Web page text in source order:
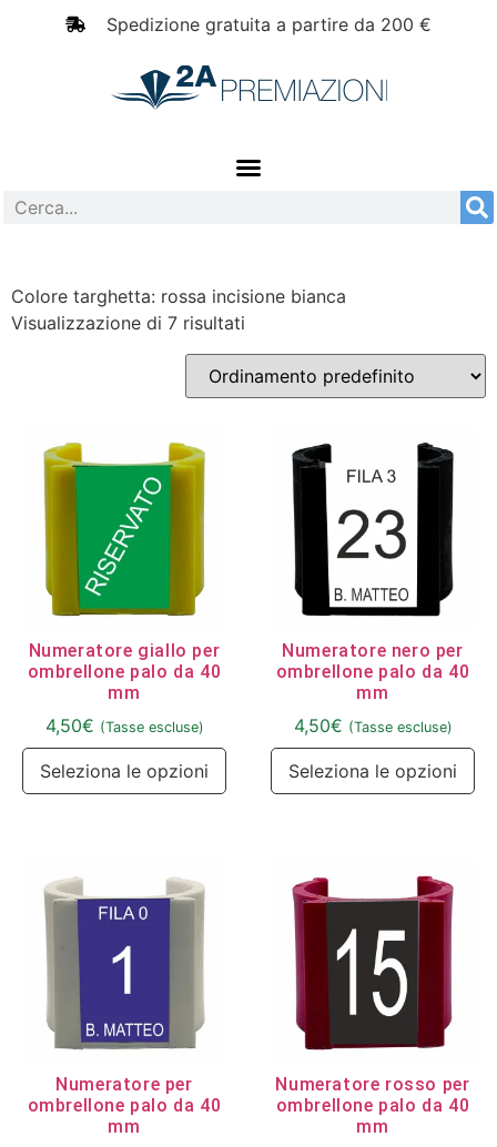
Spedizione gratuita a partire da 200 €
Colore targhetta: rossa incisione bianca
Visualizzazione di 7 risultati
Numeratore giallo per
ombrellone palo da 40
mm
4,50€ (Tasse escluse)
Seleziona le opzioni
Numeratore nero per
ombrellone palo da 40
mm
4,50€ (Tasse escluse)
Seleziona le opzioni
Numeratore per
ombrellone palo da 40
mm
Numeratore rosso per
ombrellone palo da 40
mm